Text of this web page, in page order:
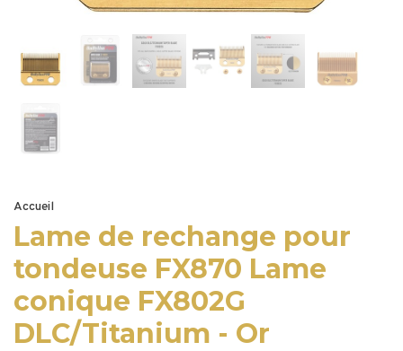
Accueil
Lame de rechange pour
tondeuse FX870 Lame
conique FX802G
DLC/Titanium - Or